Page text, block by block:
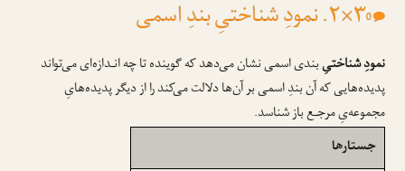
۳×۲. نمودِ شناختیِ بندِ اسمی 0
نمودِ شناختیِبندی اسمی نشان می‌دهد که گوینده تا چه انـدازه‌ای می‌تواند
پدیده‌هایی که آن بندِ اسمی بر آن‌ها دلالت می‌کند را از دیگر پدیده‌هایِ
مجموعه‌یِ مرجـع باز شناسد.
جستارها